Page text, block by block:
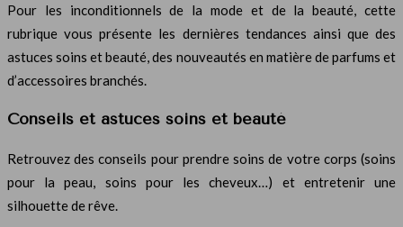
Pour les inconditionnels de la mode et de la beauté, cette
rubrique vous présente les dernières tendances ainsi que des
astuces soins et beauté, des nouveautés en matière de parfums et
d’accessoires branchés.
Conseils et astuces soins et beauté
Retrouvez des conseils pour prendre soins de votre corps (soins
pour la peau, soins pour les cheveux…) et entretenir une
silhouette de rêve.